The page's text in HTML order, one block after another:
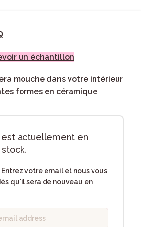
un échantillon
mouche dans votre intérieur
formes en céramique
est actuellement en
Entrez votre email et nous vous
qu'il sera de nouveau en